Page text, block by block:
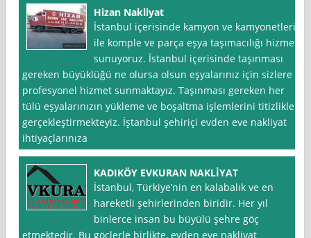
Hizan Nakliyat
İstanbul içerisinde kamyon ve kamyonetleri
ile komple ve parça eşya taşımacılığı hizmeti
sunuyoruz. İstanbul içerisinde taşınması
gereken büyüklüğü ne olursa olsun eşyalarınız için sizlere
profesyonel hizmet sunmaktayız. Taşınması gereken her
tülü eşyalarınızın yükleme ve boşaltma işlemlerini titizlikle
gerçekleştirmekteyiz. İştanbul şehiriçi evden eve nakliyat
ihtiyaçlarınıza
KADIKÖY EVKURAN NAKLİYAT
İstanbul, Türkiye’nin en kalabalık ve en
hareketli şehirlerinden biridir. Her yıl
binlerce insan bu büyülü şehre göç
etmektedir. Bu göçlerle birlikte, evden eve nakliyat